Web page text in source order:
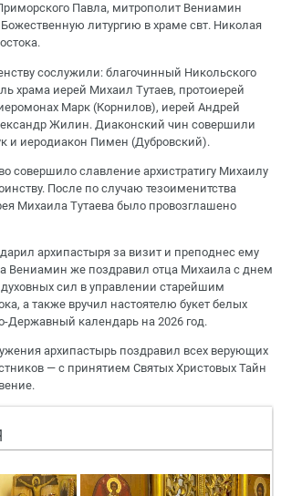
Павла, митрополит Вениамин
литургию в храме свт. Николая
сослужили: благочинный Никольского
храма иерей Михаил Тутаев, протоиерей
Марк (Корнилов), иерей Андрей
Жилин. Диаконский чин совершили
и иеродиакон Пимен (Дубровский).
совершило славление архистратигу Михаилу
После по случаю тезоименитства
Михаила Тутаева было провозглашено
архипастыря за визит и преподнес ему
Вениамин же поздравил отца Михаила с днем
сил в управлении старейшим
а также вручил настоятелю букет белых
Державный календарь на 2026 год.
архипастырь поздравил всех верующих
— с принятием Святых Христовых Тайн